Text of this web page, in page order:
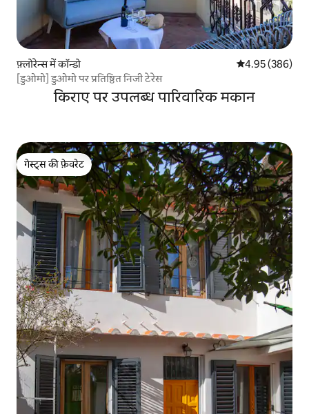
फ़्लोरेन्स में कॉन्डो औसत रेटिंग 5 में से
4.95 (386)
[डुओमो] डुओमो पर प्रतिष्ठित निजी टेरेस
किराए पर उपलब्ध पारिवारिक मकान
गेस्ट्स की फ़ेवरेट
गेस्ट्स की फ़ेवरेट